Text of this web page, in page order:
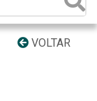
VOLTAR